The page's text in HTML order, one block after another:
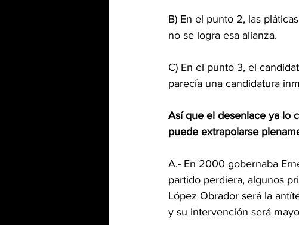
B) En el punto 2, las
no se logra esa alianza.
C) En el punto 3, el
parecía una candidatura
Así que el desenlace ya lo
puede extrapolarse
A.- En 2000 gobernaba
partido perdiera, algunos
López Obrador será la
y su intervención será